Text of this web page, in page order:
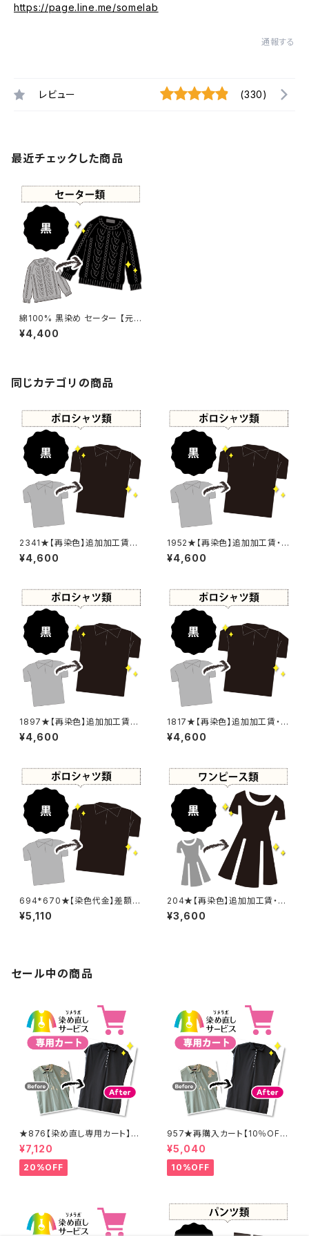
https://page.line.me/somelab
通報する
レビュー (330)
最近チェックした商品
綿100% 黒染め セーター 【元
色：ブラウン系 - 色あせあり】 -
染め直し[漆黒 - Black]501-0
¥4,400
同じカテゴリの商品
2341★【再染色】追加加工賃・
黒染め
¥4,600
1952★【再染色】追加加工賃・
黒染め
¥4,600
1897★【再染色】追加加工賃・
黒染め
¥4,600
1817★【再染色】追加加工賃・黒
染め
¥4,600
694*670★【染色代金】差額追
加加工賃
¥5,110
204★【再染色】追加加工賃・黒
染め
¥3,600
セール中の商品
★876【染め直し専用カート】8
900円
¥7,120
20%OFF
957★再購入カート【10％OF
F】
¥5,040
10%OFF